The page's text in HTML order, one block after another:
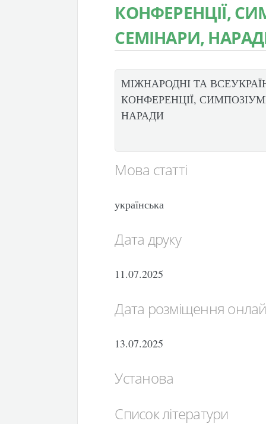
КОНФЕРЕНЦІЇ,
СЕМІНАРИ,
МІЖНАРОДНІ ТА
КОНФЕРЕНЦІЇ,
НАРАДИ
Мова статті
українська
Дата друку
11.07.2025
Дата розміщення
13.07.2025
Установа
Список літератури